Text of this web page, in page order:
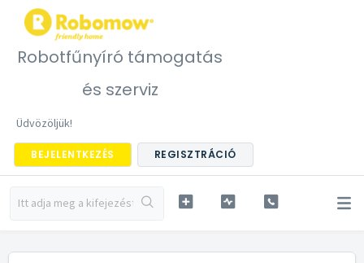
Robotfűnyíró támogatás
és szerviz
Üdvözöljük!
BEJELENTKEZÉS REGISZTRÁCIÓ